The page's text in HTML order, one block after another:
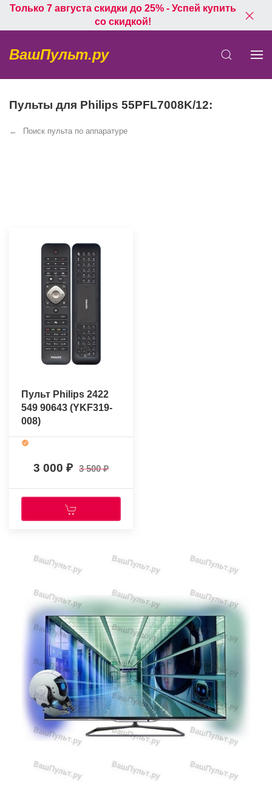
Только 7 августа скидки до 25% - Успей купить
со скидкой!
ВашПульт.ру
Пульты для Philips 55PFL7008K/12:
Поиск пульта по аппаратуре
Пульт Philips 2422
549 90643 (YKF319-
008)
(оригинальный)
3 000 3 500